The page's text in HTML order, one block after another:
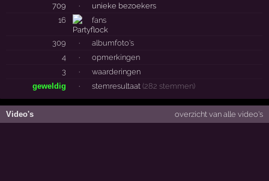
709
·
unieke bezoekers
16
fans
309 ·
albumfoto's
4
·
opmerkingen
3
·
waarderingen
geweldig
· stemresultaat (282 stemmen)
Video's overzicht van alle video's